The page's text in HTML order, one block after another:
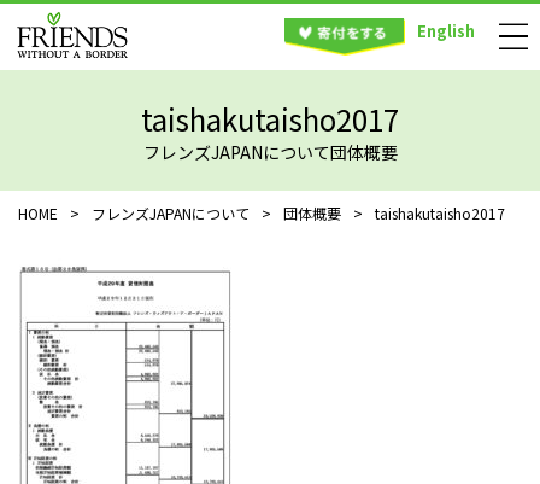
English
taishakutaisho2017
フレンズJAPANについて団体概要
HOME > フレンズJAPANについて > 団体概要 > taishakutaisho2017